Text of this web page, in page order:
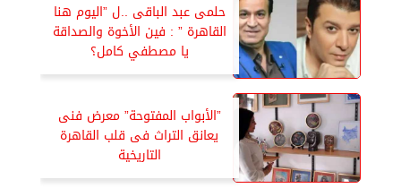
حلمى عبد الباقى ..ل ”اليوم هنا
القاهرة ” : فين الأخوة والصداقة
يا مصطفي كامل؟
”الأبواب المفتوحة” معرض فنى
يعانق التراث فى قلب القاهرة
التاريخية